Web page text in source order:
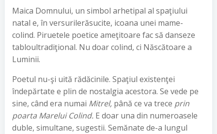
Maica Domnului, un simbol arhetipal al spaţiului
natal e, în versurilerăsucite, icoana unei mame-
colind. Piruetele poetice ameţitoare fac să danseze
tabloultradiţional. Nu doar colind, ci Născătoare a
Luminii.
Poetul nu-şi uită rădăcinile. Spaţiul existenţei
îndepărtate e plin de nostalgia acestora. Se vede pe
sine, când era numai Mitrel, până ce va trece prin
poarta Marelui Colind. E doar una din numeroasele
duble, simultane, sugestii. Semănate de-a lungul